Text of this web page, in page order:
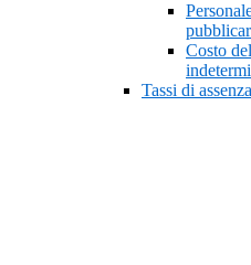
Costo
Tassi di assenza